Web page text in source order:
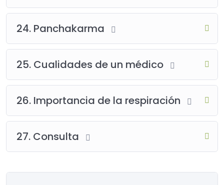
24. Panchakarma
25. Cualidades de un médico
26. Importancia de la respiración
27. Consulta